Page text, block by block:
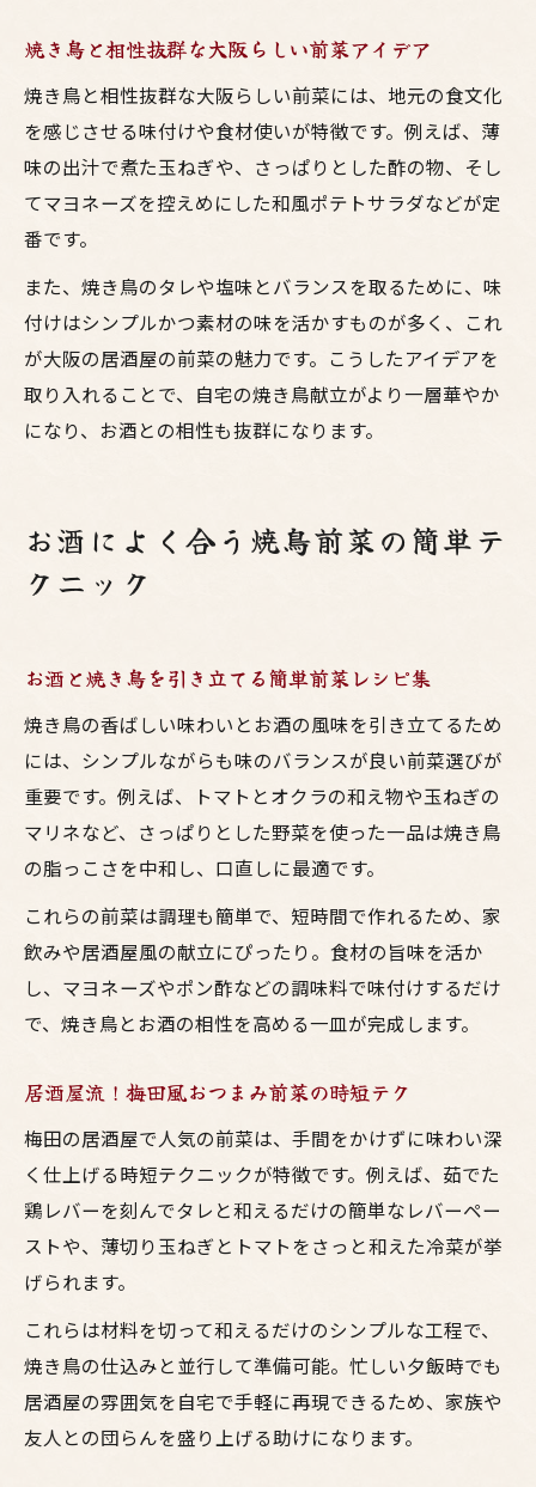
焼き鳥と相性抜群な大阪らしい前菜アイデア
焼き鳥と相性抜群な大阪らしい前菜には、地元の食文化
を感じさせる味付けや食材使いが特徴です。例えば、薄
味の出汁で煮た玉ねぎや、さっぱりとした酢の物、そし
てマヨネーズを控えめにした和風ポテトサラダなどが定
番です。
また、焼き鳥のタレや塩味とバランスを取るために、味
付けはシンプルかつ素材の味を活かすものが多く、これ
が大阪の居酒屋の前菜の魅力です。こうしたアイデアを
取り入れることで、自宅の焼き鳥献立がより一層華やか
になり、お酒との相性も抜群になります。
お酒によく合う焼鳥前菜の簡単テ
クニック
お酒と焼き鳥を引き立てる簡単前菜レシピ集
焼き鳥の香ばしい味わいとお酒の風味を引き立てるため
には、シンプルながらも味のバランスが良い前菜選びが
重要です。例えば、トマトとオクラの和え物や玉ねぎの
マリネなど、さっぱりとした野菜を使った一品は焼き鳥
の脂っこさを中和し、口直しに最適です。
これらの前菜は調理も簡単で、短時間で作れるため、家
飲みや居酒屋風の献立にぴったり。食材の旨味を活か
し、マヨネーズやポン酢などの調味料で味付けするだけ
で、焼き鳥とお酒の相性を高める一皿が完成します。
居酒屋流！梅田風おつまみ前菜の時短テク
梅田の居酒屋で人気の前菜は、手間をかけずに味わい深
く仕上げる時短テクニックが特徴です。例えば、茹でた
鶏レバーを刻んでタレと和えるだけの簡単なレバーペー
ストや、薄切り玉ねぎとトマトをさっと和えた冷菜が挙
げられます。
これらは材料を切って和えるだけのシンプルな工程で、
焼き鳥の仕込みと並行して準備可能。忙しい夕飯時でも
居酒屋の雰囲気を自宅で手軽に再現できるため、家族や
友人との団らんを盛り上げる助けになります。